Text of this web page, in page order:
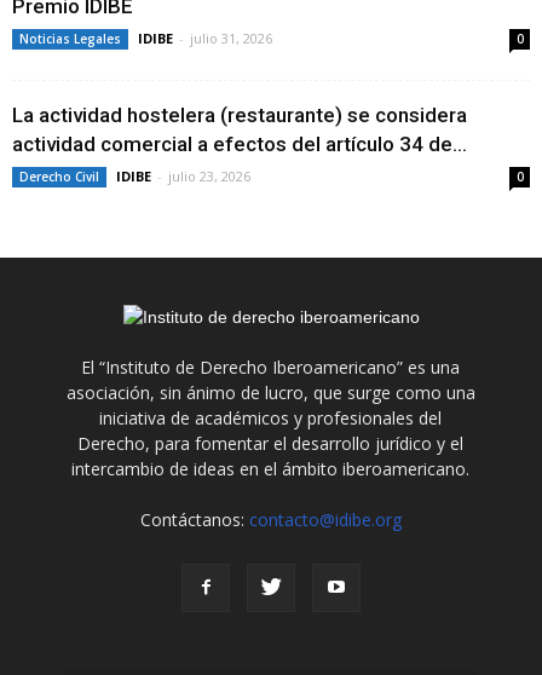
Premio IDIBE
Noticias Legales IDIBE - julio 31, 2026 0
La actividad hostelera (restaurante) se considera
actividad comercial a efectos del artículo 34 de...
Derecho Civil IDIBE - julio 23, 2026 0
El “Instituto de Derecho Iberoamericano” es una
asociación, sin ánimo de lucro, que surge como una
iniciativa de académicos y profesionales del
Derecho, para fomentar el desarrollo jurídico y el
intercambio de ideas en el ámbito iberoamericano.
Contáctanos: contacto@idibe.org